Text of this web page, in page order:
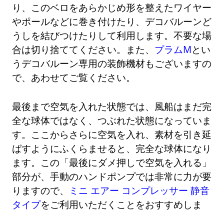
り、このベロをあらかじめ形を整えたワイヤー
やポールなどに巻き付けたり、デコバルーンど
うしを結びつけたりして利用します。不要な場
合は切り捨ててください。また、 プラムMとい
うデコバルーン専用の装飾機材もございますの
で、あわせてご覧ください。
最後まで空気を入れた状態では、風船はまだ完
全な球体ではなく、つぶれた状態になっていま
す。ここからさらに空気を入れ、素材を引き延
ばすようにふくらませると、完全な球体になり
ます。この「最後にダメ押しで空気を入れる」
部分が、手動のハンドポンプでは非常に力が要
りますので、
ミニ エアー コンプレッサー 静音
タイプをご利用いただくことをおすすめしま